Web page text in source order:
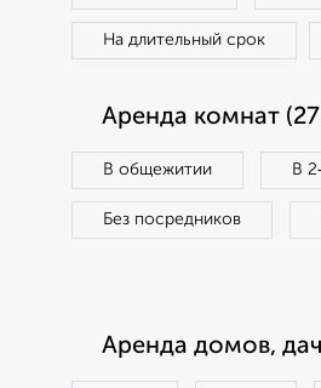
На длительный срок
Аренда комнат
В общежитии В
Без посредников
Аренда домов,